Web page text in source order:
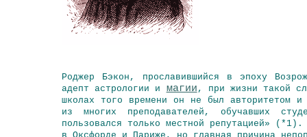
Роджер Бэкон, прославившийся в эпоху
адепт астрологии и магии , при жизни такой
школах того времени он не был авторитетом
из многих преподавателей, обучавших
пользовался только местной репутацией»